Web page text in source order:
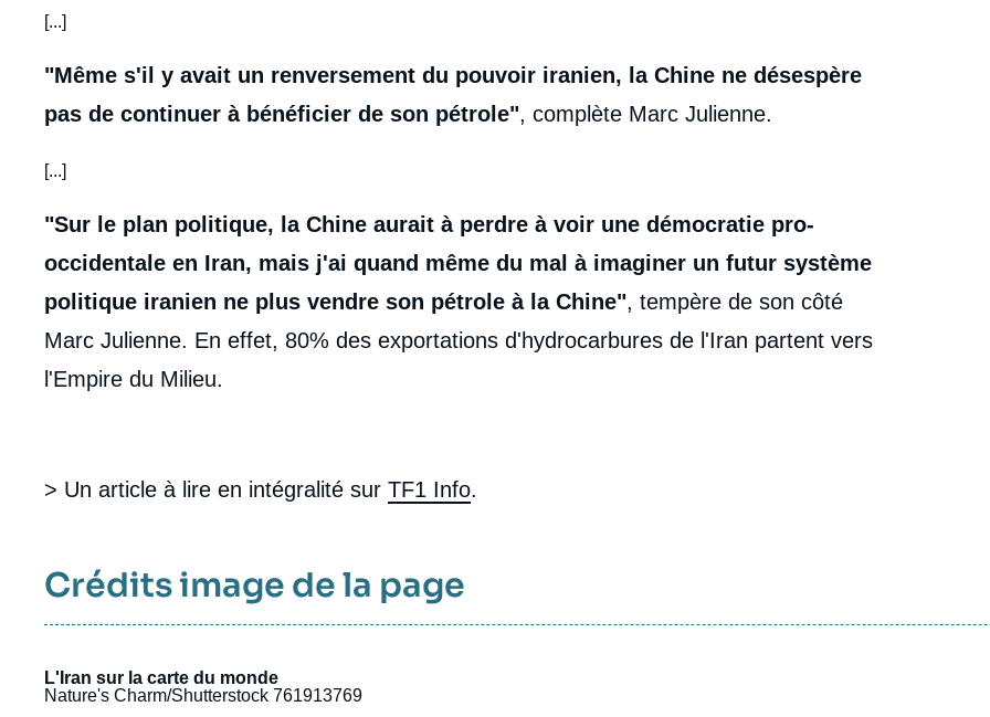
[...]
"Même s'il y avait un renversement du pouvoir iranien, la Chine ne désespère
pas de continuer à bénéficier de son pétrole", complète Marc Julienne.
[...]
"Sur le plan politique, la Chine aurait à perdre à voir une démocratie pro-
occidentale en Iran, mais j'ai quand même du mal à imaginer un futur système
politique iranien ne plus vendre son pétrole à la Chine", tempère de son côté
Marc Julienne. En effet, 80% des exportations d'hydrocarbures de l'Iran partent vers
l'Empire du Milieu.
> Un article à lire en intégralité sur TF1 Info.
Crédits image de la page
L'Iran sur la carte du monde
Nature's Charm/Shutterstock 761913769